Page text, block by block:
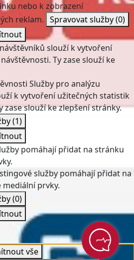
nebo k zobrazení
reklam. Spravovat služby(0)
slouží k vytvoření
Ty zase slouží ke
Služby pro analýzu
k vytvoření užitečných statistik
zase slouží ke zlepšení stránky.
(1)
pomáhají přidat na stránku
služby pomáhají přidat na
prvky.
(0)
vše